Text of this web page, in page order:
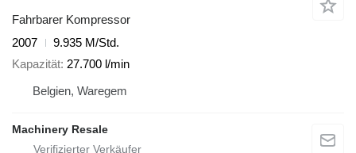
Fahrbarer Kompressor
2007
9.935 M/Std.
Kapazität 27.700 l/min
Belgien, Waregem
Machinery Resale